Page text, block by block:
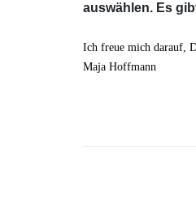
auswählen. Es
Ich freue mich darauf,
Maja Hoffmann